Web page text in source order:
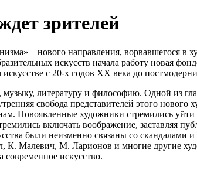
зрителей
– нового направления, ворвавшегося в
искусств начала работу новая
с 20-х годов XX века до
литературу и философию. Одной из
свобода представителей этого нового
Новоявленные художники стремились
включать воображение, заставляя
были неизменно связаны со скандалами
Малевич, М. Ларионов и многие другие
современное искусство.